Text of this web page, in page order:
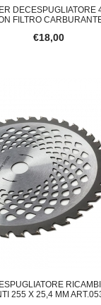
DECESPUGLIATORE
FILTRO
€18,00
255 X 25,4 MM